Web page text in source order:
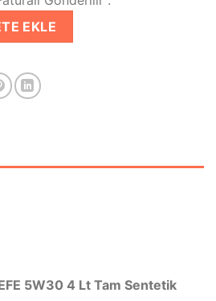
5W30 4 Lt Tam Sentetik Motor Yağı
EKLE
5W30 4 Lt Tam Sentetik